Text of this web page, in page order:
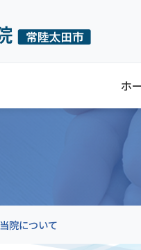
ホ
当院について